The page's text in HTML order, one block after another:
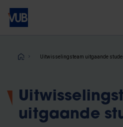
Overslaan
naar
inhoud
Uitwisselingsteam uitgaande
uitgaande